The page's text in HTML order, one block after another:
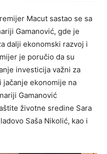
Macut sastao se sa
Gamanović, gde je
dalji ekonomski razvoj i
je poručio da su
investicija važni za
jačanje ekonomije na
Gamanović
životne sredine Sara
Saša Nikolić, kao i